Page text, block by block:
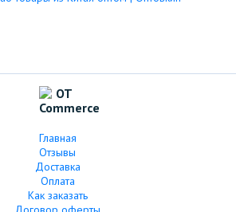
Главная
Отзывы
Доставка
Оплата
Как заказать